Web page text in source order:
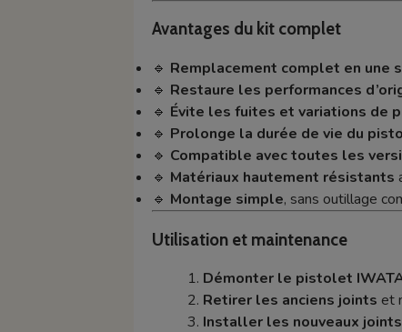
Avantages du kit complet
🔹 Remplacement complet en une
🔹 Restaure les performances
🔹 Évite les fuites et variations de
🔹 Prolonge la durée de vie du
🔹 Compatible avec toutes les
🔹 Matériaux hautement résistants
🔹 Montage simple, sans outillage
Utilisation et maintenance
Démonter le pistolet
Retirer les anciens joints et
Installer les nouveaux joints